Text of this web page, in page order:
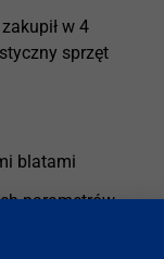
w 4
sprzęt
blatami
parametrów